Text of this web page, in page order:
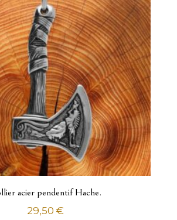
identités
à graver
identités
acier pendentif Hache.
29,50€